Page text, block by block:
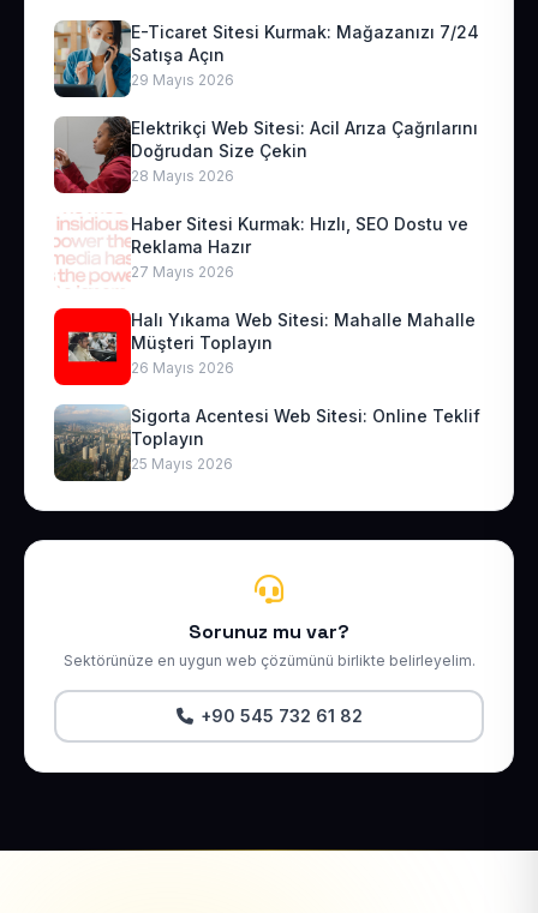
E-Ticaret Sitesi Kurmak: Mağazanızı 7/24
Satışa Açın
29 Mayıs 2026
Elektrikçi Web Sitesi: Acil Arıza Çağrılarını
Doğrudan Size Çekin
28 Mayıs 2026
Haber Sitesi Kurmak: Hızlı, SEO Dostu ve
Reklama Hazır
27 Mayıs 2026
Halı Yıkama Web Sitesi: Mahalle Mahalle
Müşteri Toplayın
26 Mayıs 2026
Sigorta Acentesi Web Sitesi: Online Teklif
Toplayın
25 Mayıs 2026
Sorunuz mu var?
Sektörünüze en uygun web çözümünü birlikte belirleyelim.
+90 545 732 61 82